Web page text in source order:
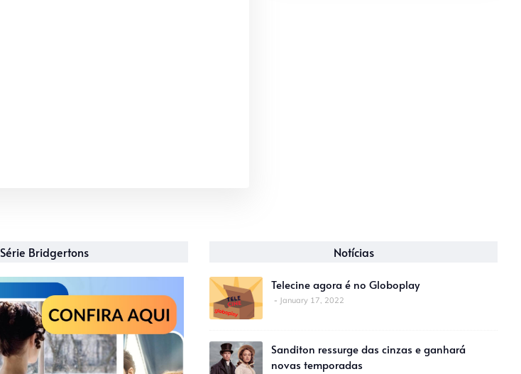
Série Bridgertons Notícias
Telecine agora é no Globoplay
January 17, 2022
Sanditon ressurge das cinzas e ganhará
novas temporadas